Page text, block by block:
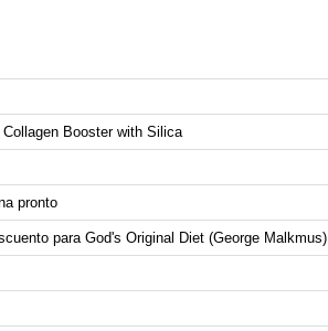
Booster with Silica
pronto
para God's Original Diet (George Malkmus)